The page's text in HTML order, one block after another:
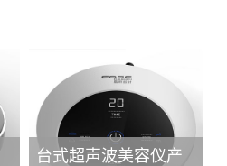
台式超声波美容仪产